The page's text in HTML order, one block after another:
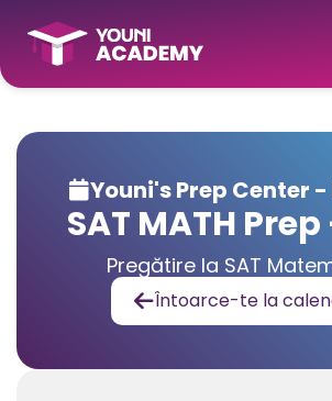
Youni's Prep Center
SAT MATH
Pregătire la SAT
Întoarce-te la